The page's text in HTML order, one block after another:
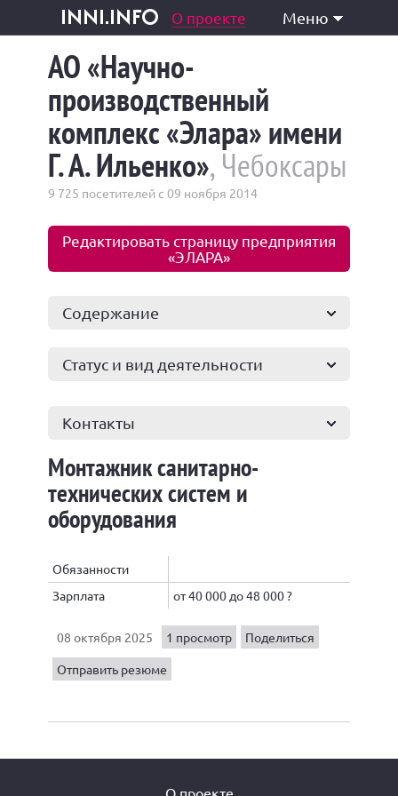
inni.info
и услуги О проекте Меню
АО «Научно-
производственный
комплекс «Элара» имени
Г. А. Ильенко», Чебоксары
9 725 посетителей с 09 ноября 2014
Редактировать страницу предприятия
«ЭЛАРА»
Содержание
Статус и вид деятельности
Контакты
Монтажник санитарно-
технических систем и
оборудования
Обязанности
Зарплата
от 40 000 до 48 000 ?
08 октября 2025 1 просмотр
Поделиться
Отправить резюме
О проекте